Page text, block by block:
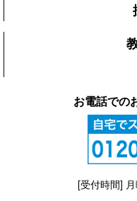
お電話での
[受付時間]